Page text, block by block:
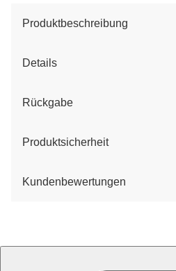
Produktbeschreibung
Details
Rückgabe
Produktsicherheit
Kundenbewertungen